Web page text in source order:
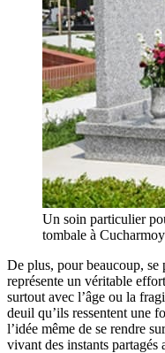
Un soin particulier
tombale à Cucharmoy
De plus, pour beaucoup, se
représente un véritable
surtout avec l’âge ou la
deuil qu’ils ressentent une
l’idée même de se rendre
vivant des instants partagés